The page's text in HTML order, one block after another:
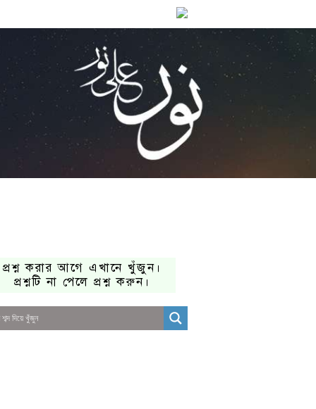
প্রশ্ন করার আগে এখানে খুঁজুন।
প্রশ্নটি না পেলে প্রশ্ন করুন।